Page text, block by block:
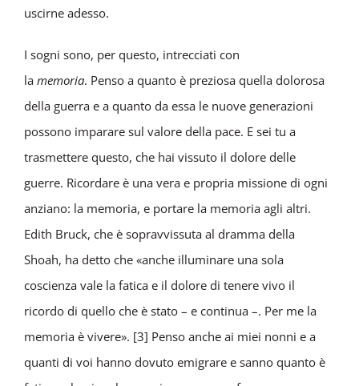
uscirne adesso.
I sogni sono, per questo, intrecciati con
la memoria. Penso a quanto è preziosa quella dolorosa
della guerra e a quanto da essa le nuove generazioni
possono imparare sul valore della pace. E sei tu a
trasmettere questo, che hai vissuto il dolore delle
guerre. Ricordare è una vera e propria missione di ogni
anziano: la memoria, e portare la memoria agli altri.
Edith Bruck, che è sopravvissuta al dramma della
Shoah, ha detto che «anche illuminare una sola
coscienza vale la fatica e il dolore di tenere vivo il
ricordo di quello che è stato – e continua –. Per me la
memoria è vivere». [3] Penso anche ai miei nonni e a
quanti di voi hanno dovuto emigrare e sanno quanto è